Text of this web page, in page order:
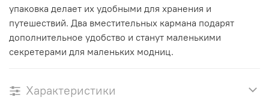
упаковка делает их удобными для хранения и
путешествий. Два вместительных кармана подарят
дополнительное удобство и станут маленькими
секретерами для маленьких модниц.
Характеристики